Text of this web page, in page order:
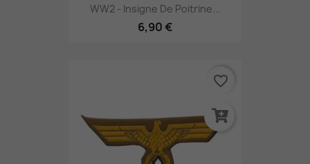
WW2 - Insigne De Poitrine...
6,90 €
favorite_border